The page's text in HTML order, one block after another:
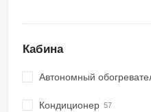
Кабина
Автономный
Кондиционер